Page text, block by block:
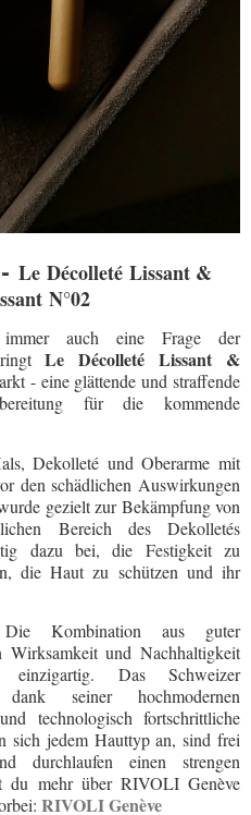
Le Décolleté Lissant &
N°02
auch eine Frage der
Le DécolletéLissant &
- eine glättende und straffende
für die kommende
Dekolleté und Oberarme mit
den schädlichen Auswirkungen
gezielt zur Bekämpfung von
Bereich des Dekolletés
dazu bei, die Festigkeit zu
die Haut zu schützen und ihr
Kombination aus guter
Wirksamkeit und Nachhaltigkeit
Das Schweizer
dank seiner hochmodernen
technologisch fortschrittliche
sich jedem Hauttyp an, sind frei
durchlaufen einen strengen
du mehr über RIVOLI Genève
RIVOLI Genève